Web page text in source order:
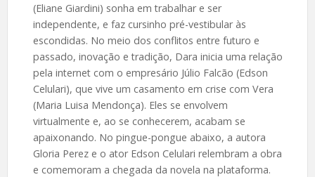
(Eliane Giardini) sonha em trabalhar e ser
independente, e faz cursinho pré-vestibular às
escondidas. No meio dos conflitos entre futuro e
passado, inovação e tradição, Dara inicia uma relação
pela internet com o empresário Júlio Falcão (Edson
Celulari), que vive um casamento em crise com Vera
(Maria Luisa Mendonça). Eles se envolvem
virtualmente e, ao se conhecerem, acabam se
apaixonando. No pingue-pongue abaixo, a autora
Gloria Perez e o ator Edson Celulari relembram a obra
e comemoram a chegada da novela na plataforma.